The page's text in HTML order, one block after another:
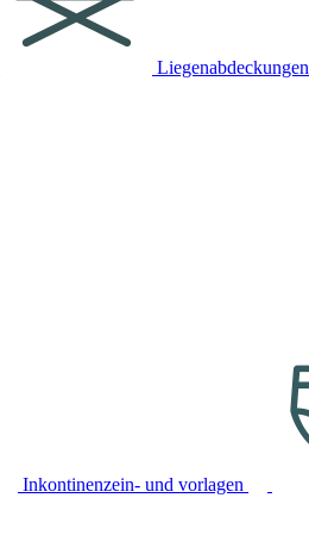
Liegenabdeckungen
Inkontinenzein- und vorlagen